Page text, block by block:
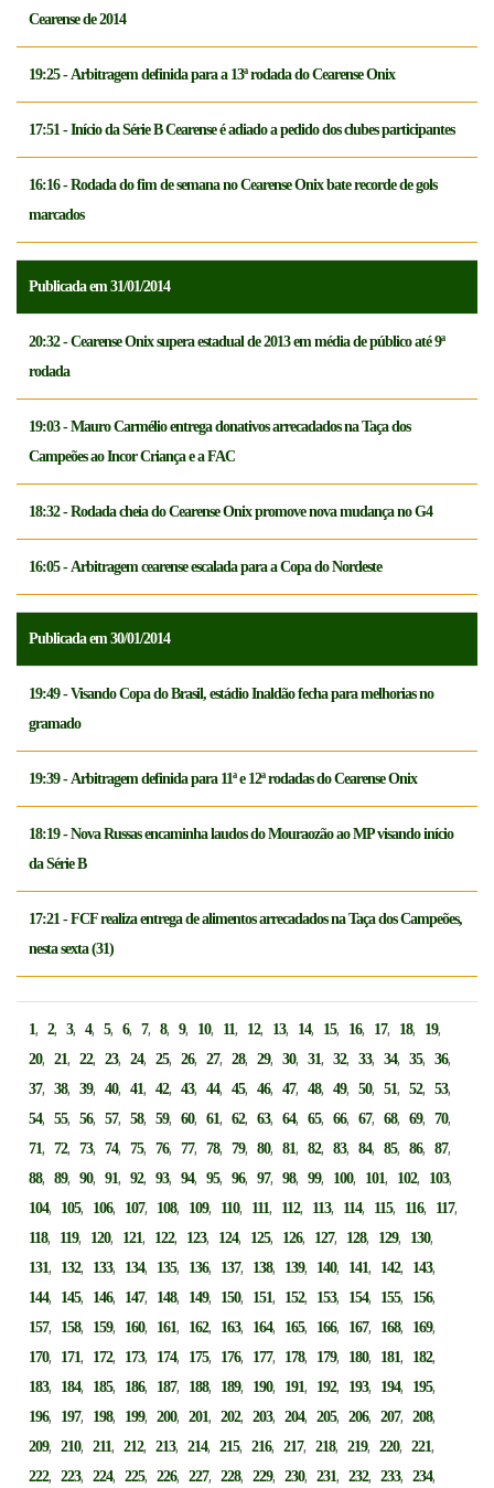
Cearense de 2014
19:25 - Arbitragem definida para a 13ª rodada do Cearense Onix
17:51 - Início da Série B Cearense é adiado a pedido dos clubes participantes
16:16 - Rodada do fim de semana no Cearense Onix bate recorde de gols
marcados
Publicada em 31/01/2014
20:32 - Cearense Onix supera estadual de 2013 em média de público até 9ª
rodada
19:03 - Mauro Carmélio entrega donativos arrecadados na Taça dos
Campeões ao Incor Criança e a FAC
18:32 - Rodada cheia do Cearense Onix promove nova mudança no G4
16:05 - Arbitragem cearense escalada para a Copa do Nordeste
Publicada em 30/01/2014
19:49 - Visando Copa do Brasil, estádio Inaldão fecha para melhorias no
gramado
19:39 - Arbitragem definida para 11ª e 12ª rodadas do Cearense Onix
18:19 - Nova Russas encaminha laudos do Mouraozão ao MP visando início
da Série B
17:21 - FCF realiza entrega de alimentos arrecadados na Taça dos Campeões,
nesta sexta (31)
1,2,3,4,5,6,7,8,9, 10, 11, 12, 13, 14, 15, 16, 17, 18, 19,
20,21,22,23,24,25,26,27,28,29,30,31,32,33,34,35,36,
37,38,39,40,41,42,43,44,45,46,47,48,49,50,51,52,53,
54,55,56,57,58,59,60,61,62,63,64,65,66,67,68,69,70,
71,72,73,74,75,76,77,78,79,80,81,82,83,84,85,86,87,
88,89,90,91,92,93,94,95,96,97,98,99, 100, 101, 102, 103,
104, 105, 106, 107, 108, 109, 110, 111, 112, 113, 114, 115, 116, 117,
118, 119, 120, 121, 122, 123, 124, 125, 126, 127, 128, 129, 130,
131, 132, 133, 134, 135, 136, 137, 138, 139, 140, 141, 142, 143,
144, 145, 146, 147, 148, 149, 150, 151, 152, 153, 154, 155, 156,
157, 158, 159, 160, 161, 162, 163, 164, 165, 166, 167, 168, 169,
170, 171, 172, 173, 174, 175, 176, 177, 178, 179, 180, 181, 182,
183, 184, 185, 186, 187, 188, 189, 190, 191, 192, 193, 194, 195,
196, 197, 198, 199,200,201,202,203,204,205,206,207,208,
209,210,211,212,213,214,215,216,217,218,219,220,221,
222,223,224,225,226,227,228,229,230,231,232,233,234,